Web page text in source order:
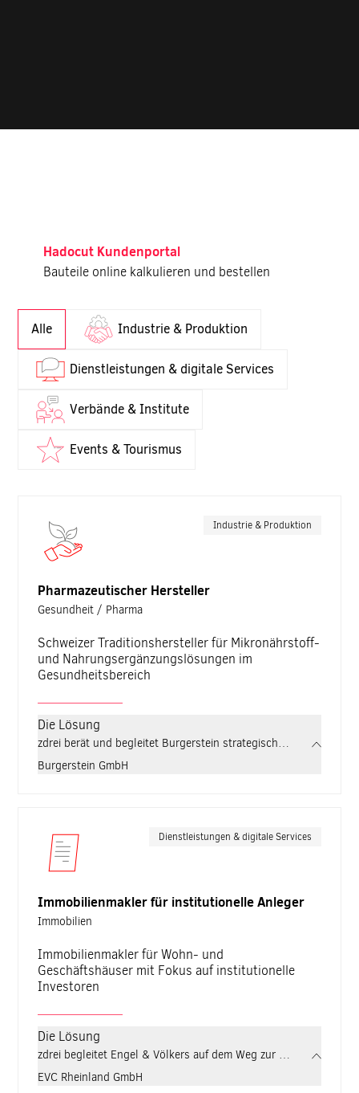
Hadocut Kundenportal
Bauteile online kalkulieren und bestellen
Alle Industrie & Produktion
Dienstleistungen & digitale Services
Verbände & Institute
Events & Tourismus
Industrie & Produktion
Pharmazeutischer Hersteller
Gesundheit / Pharma
Schweizer Traditionshersteller für Mikronährstoff-
und Nahrungsergänzungslösungen im
Gesundheitsbereich
Die Lösung
zdrei berät und begleitet Burgerstein strategisch und
Burgerstein GmbH
Dienstleistungen & digitale Services
Immobilienmakler für institutionelle Anleger
Immobilien
Immobilienmakler für Wohn- und
Geschäftshäuser mit Fokus auf institutionelle
Investoren
Die Lösung
zdrei begleitet Engel & Völkers auf dem Weg zur
EVC Rheinland GmbH